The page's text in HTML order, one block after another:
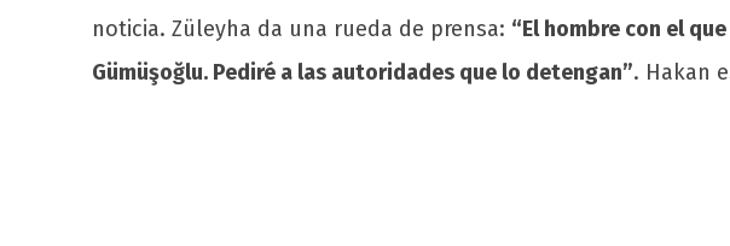
noticia. Züleyha da una rueda de prensa: “El hombre con el
Gümüşoğlu. Pediré a las autoridades que lo detengan”. Hakan